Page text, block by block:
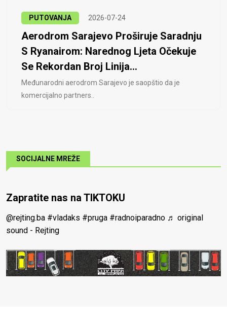
PUTOVANJA 2026-07-24
Aerodrom Sarajevo Proširuje Saradnju
S Ryanairom: Narednog Ljeta Očekuje
Se Rekordan Broj Linija...
Međunarodni aerodrom Sarajevo je saopštio da je
komercijalno partners..
SOCIJALNE MREŽE
Zapratite nas na TIKTOKU
@rejting.ba #vladaks #pruga #radnoiparadno ♬ original
sound - Rejting